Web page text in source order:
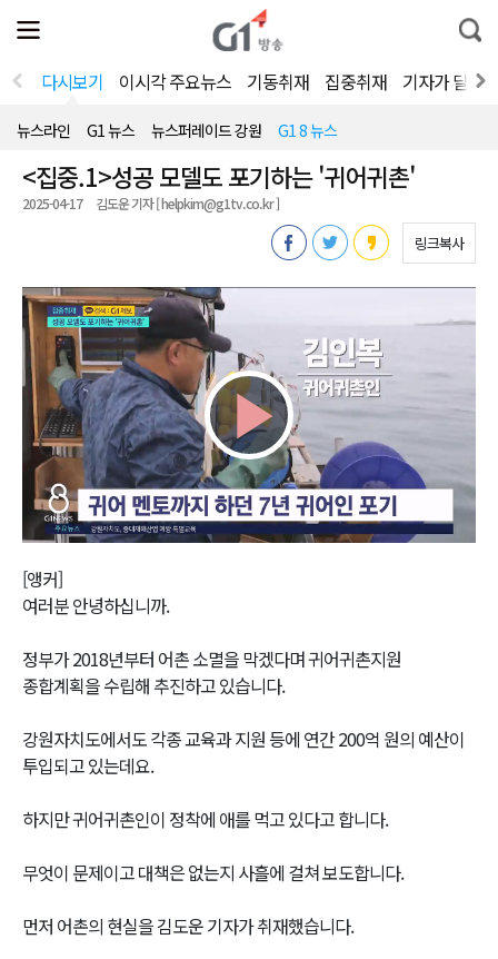
전
체
뉴
열
통
합
색
다시보기 이시각 주요뉴스 기동취재 집중취재 기자가 달려
뉴스라인 G1 뉴스 뉴스퍼레이드 강원 G1 8 뉴스
<집중.1>성공 모델도 포기하는 '귀어귀촌'
2025-04-17 김도운 기자 [ helpkim@g1tv.co.kr ]
링크복사
Play
Video
[앵커]
여러분 안녕하십니까.
정부가 2018년부터 어촌 소멸을 막겠다며 귀어귀촌지원
종합계획을 수립해 추진하고 있습니다.
강원자치도에서도 각종 교육과 지원 등에 연간 200억 원의 예산이
투입되고 있는데요.
하지만 귀어귀촌인이 정착에 애를 먹고 있다고 합니다.
무엇이 문제이고 대책은 없는지 사흘에 걸쳐 보도합니다.
먼저 어촌의 현실을 김도운 기자가 취재했습니다.